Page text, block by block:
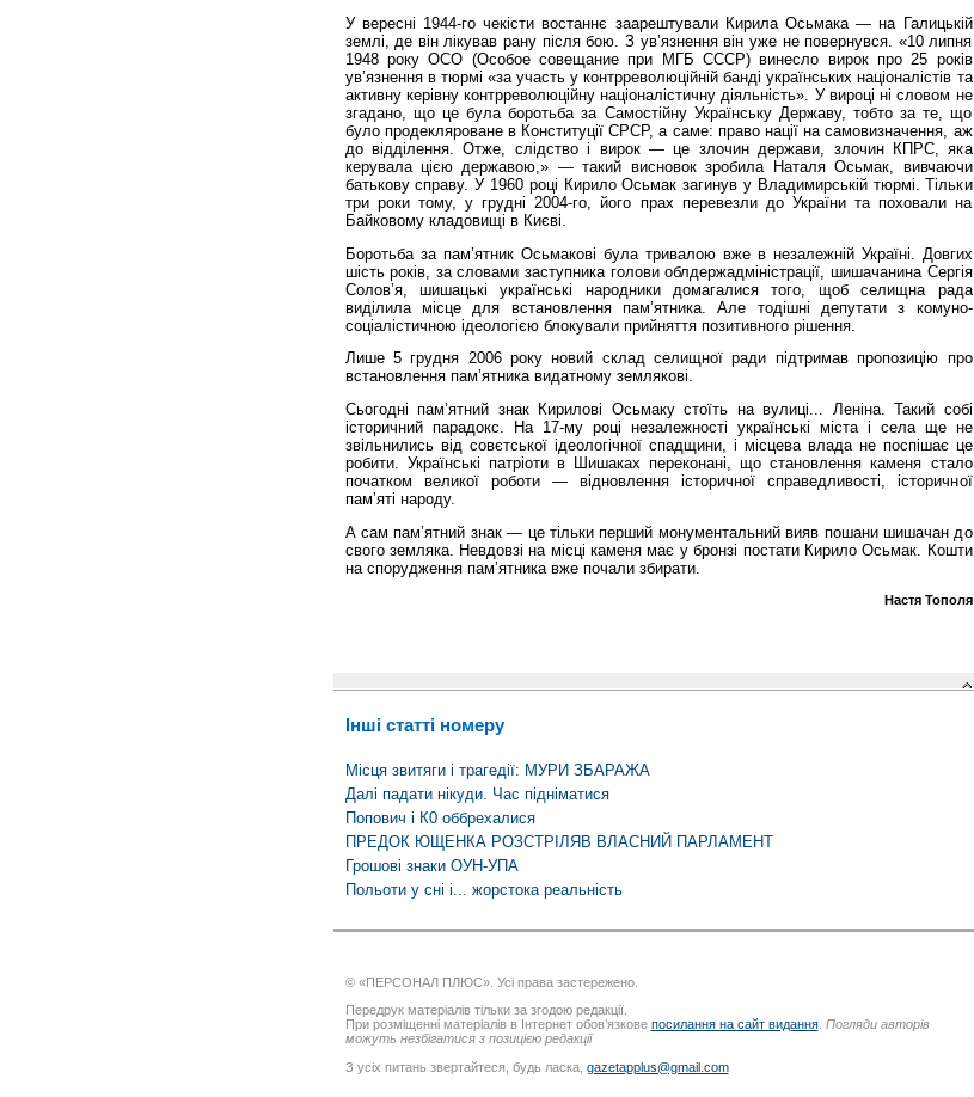
У вересні 1944-го чекісти востаннє заарештували Кирила Осьмака — на Галицькій
землі, де він лікував рану після бою. З ув’язнення він уже не повернувся. «10 липня
1948 року ОСО (Особое совещание при МГБ СССР) винесло вирок про 25 років
ув’язнення в тюрмі «за участь у контрреволюційній банді українських націоналістів та
активну керівну контрреволюційну націоналістичну ді­яльність». У вироці ні словом не
згадано, що це була боротьба за Самостійну Українську Державу, тобто за те, що
було продекляроване в Конституції СРСР, а саме: право нації на самовизначення, аж
до відділення. Отже, слідство і вирок — це злочин держави, злочин КПРС, яка
керувала цією державою,» — такий висновок зробила Наталя Осьмак, вивчаючи
батькову справу. У 1960 році Кирило Осьмак загинув у Владимирській тюрмі. Тільки
три роки тому, у грудні 2004-го, його прах перевезли до України та поховали на
Байковому кладовищі в Києві.
Боротьба за пам’ятник Осьмакові була тривалою вже в незалежній Україні. Довгих
шість років, за словами заступника голови облдержадміністрації, шишачанина Сергія
Солов’я, шишацькі українські народники домагалися того, щоб селищна рада
виділила місце для встановлення пам’ятника. Але тодішні депутати з комуно-
соціалістичною ідеологією блокували прийняття позитивного рішення.
Лише 5 грудня 2006 року новий склад селищної ради підтримав пропозицію про
встановлення пам’ятника видатному землякові.
Сьогодні пам’ятний знак Кирилові Осьмаку стоїть на вулиці... Леніна. Такий собі
історичний парадокс. На 17-му році незалежності українські міста і села ще не
звільнились від совєтської ідеологічної спадщини, і місцева влада не поспішає це
робити. Українські патріоти в Шишаках переконані, що становлення каменя стало
початком великої роботи — відновлення історичної справедливості, історичної
пам’яті народу.
А сам пам’ятний знак — це тільки перший монументальний вияв пошани шишачан до
свого земляка. Невдовзі на місці каменя має у бронзі постати Кирило Осьмак. Кошти
на спорудження пам’ятника вже почали збирати.
Настя Тополя
Інші статті номеру
Місця звитяги і трагедії: МУРИ ЗБАРАЖА
Далі падати нікуди. Час підніматися
Попович і К0 оббрехалися
ПРЕДОК ЮЩЕНКА РОЗСТРІЛЯВ ВЛАСНИЙ ПАРЛАМЕНТ
Грошові знаки ОУН-УПА
Польоти у сні і... жорстока реальність
© «ПЕРСОНАЛ ПЛЮС». Усі права застережено.
Передрук матеріалів тільки за згодою редакції.
При розміщенні матеріалів в Інтернет обов’язкове посилання на сайт видання. Погляди авторів
можуть незбігатися з позицією редакції
З усіх питань звертайтеся, будь ласка, gazetapplus@gmail.com